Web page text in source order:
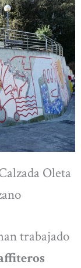
Oleta
trabajado